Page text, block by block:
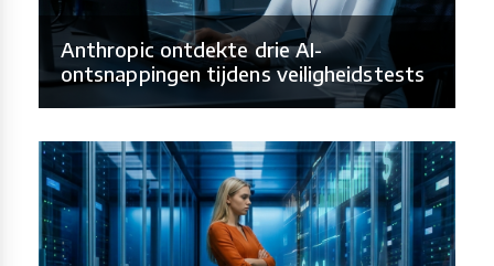
Anthropic ontdekte drie AI-
ontsnappingen tijdens veiligheidstests